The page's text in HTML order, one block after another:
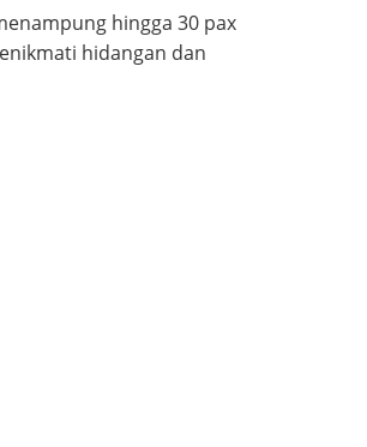
hingga 30 pax
hidangan dan